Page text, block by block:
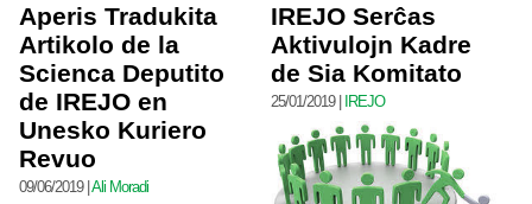
Aperis Tradukita
Artikolo de la
Scienca Deputito
de IREJO en
Unesko Kuriero
Revuo
09/06/2019|Ali Moradi
IREJO Serĉas
Aktivulojn Kadre
de Sia Komitato
25/01/2019| IREJO